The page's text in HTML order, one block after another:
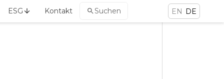
ESG Kontakt Suchen EN DE